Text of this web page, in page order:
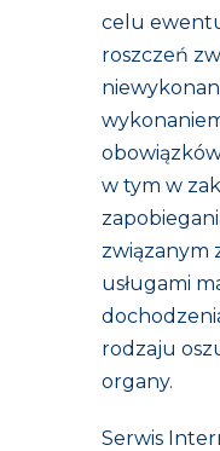
celu
roszczeń
w tym w
związanym
usługami
rodzaju
organy.
Serwis